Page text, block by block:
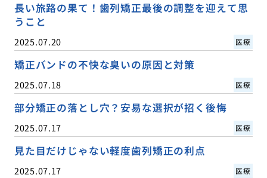
長い旅路の果て！歯列矯正最後の調整を迎えて思
うこと
2025.07.20 医療
矯正バンドの不快な臭いの原因と対策
2025.07.18 医療
部分矯正の落とし穴？安易な選択が招く後悔
2025.07.17 医療
見た目だけじゃない軽度歯列矯正の利点
2025.07.17 医療